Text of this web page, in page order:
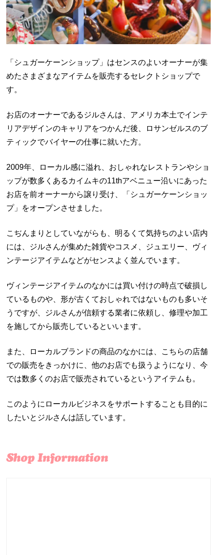
「シュガーケーンショップ」はセンスのよいオーナーが集
めたさまざまなアイテムを販売するセレクトショップで
す。
お店のオーナーであるジルさんは、アメリカ本土でインテ
リアデザインのキャリアをつかんだ後、ロサンゼルスのブ
ティックでバイヤーの仕事に就いた方。
2009年、ローカル感に溢れ、おしゃれなレストランやショ
ップが数多くあるカイムキの11thアベニュー沿いにあった
お店を前オーナーから譲り受け、「シュガーケーンショッ
プ」をオープンさせました。
こぢんまりとしていながらも、明るくて気持ちのよい店内
には、ジルさんが集めた雑貨やコスメ、ジュエリー、ヴィ
ンテージアイテムなどがセンスよく並んでいます。
ヴィンテージアイテムのなかには買い付けの時点で破損し
ているものや、形が古くておしゃれではないものも多いそ
うですが、ジルさんが信頼する業者に依頼し、修理や加工
を施してから販売しているといいます。
また、ローカルブランドの商品のなかには、こちらの店舗
での販売をきっかけに、他のお店でも扱うようになり、今
では数多くのお店で販売されているというアイテムも。
このようにローカルビジネスをサポートすることも目的に
したいとジルさんは話しています。